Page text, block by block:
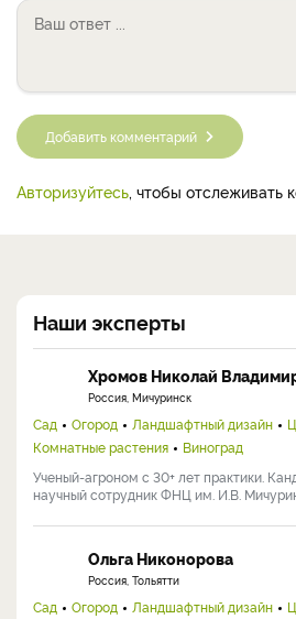
Добавить комментарий
Авторизуйтесь, чтобы отслеживать
Наши эксперты
Хромов Николай
Россия, Мичуринск
Сад Огород Ландшафтный дизайн
Комнатные растения
Виноград
Ученый-агроном с 30+ лет практики.
научный сотрудник ФНЦ им. И.В.
Ольга Никонорова
Россия, Тольятти
Сад Огород Ландшафтный дизайн